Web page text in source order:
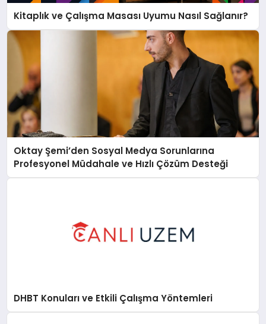
Kitaplık ve Çalışma Masası Uyumu Nasıl Sağlanır?
Oktay Şemi’den Sosyal Medya Sorunlarına
Profesyonel Müdahale ve Hızlı Çözüm Desteği
DHBT Konuları ve Etkili Çalışma Yöntemleri